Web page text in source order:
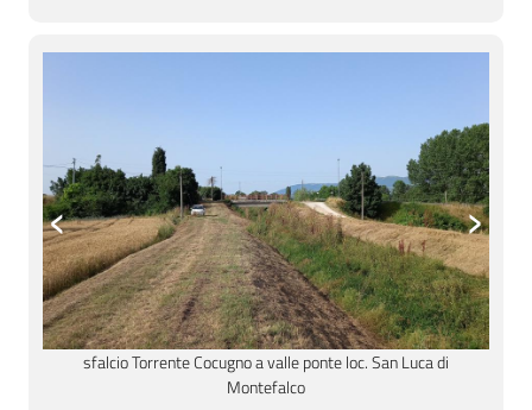
sfalcio Torrente Cocugno a monte confluenza con Fossato Gallo
‹ ›